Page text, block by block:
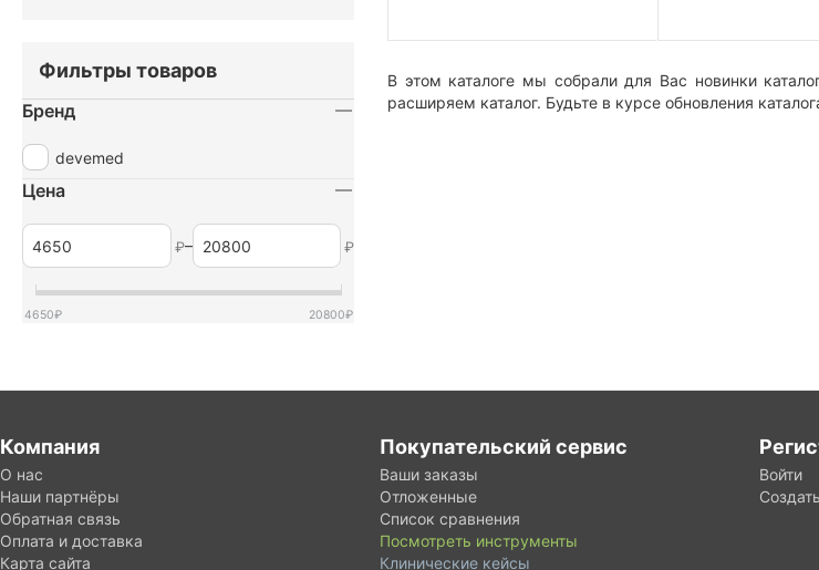
В этом каталоге мы собрали для Вас новинки
расширяем каталог. Будьте в курсе обновления
Фильтры товаров
Бренд
devemed
Цена
₽– ₽
4650₽ 20800₽
Компания
О нас
Наши партнёры
Обратная связь
Оплата и доставка
Карта сайта
Покупательский сервис
Ваши заказы
Отложенные
Список сравнения
Посмотреть инструменты
Клинические кейсы
Войти